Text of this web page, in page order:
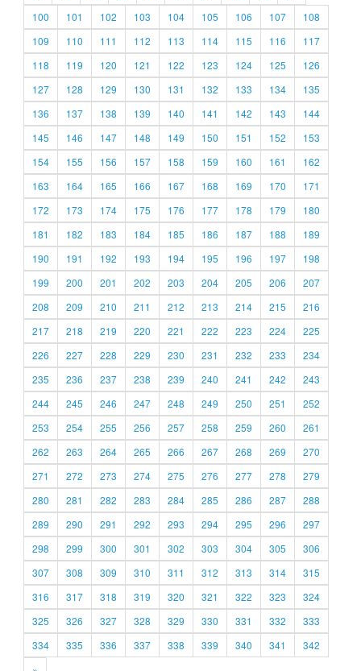
100
101 102 103 104 105 106 107
108
109
110 111 112 113 114 115 116
117
118
119 120 121 122 123 124 125
126
127
128 129 130 131 132 133 134
135
136
137 138 139 140 141 142 143
144
145
146 147 148 149 150 151 152
153
154
155 156 157 158 159 160 161
162
163
164 165 166 167 168 169 170
171
172
173 174 175 176 177 178 179
180
181
182 183 184 185 186 187 188
189
190
191 192 193 194 195 196 197
198
199
200 201 202 203 204 205 206
207
208
209 210 211 212 213 214 215
216
217
218 219 220 221 222 223 224
225
226
227 228 229 230 231 232 233
234
235
236 237 238 239 240 241 242
243
244
245 246 247 248 249 250 251
252
253
254 255 256 257 258 259 260
261
262
263 264 265 266 267 268 269
270
271
272 273 274 275 276 277 278
279
280
281 282 283 284 285 286 287
288
289
290 291 292 293 294 295 296
297
298
299 300 301 302 303 304 305
306
307
308 309 310 311 312 313 314
315
316
317 318 319 320 321 322 323
324
325
326 327 328 329 330 331 332
333
334
335 336 337 338 339 340 341
342